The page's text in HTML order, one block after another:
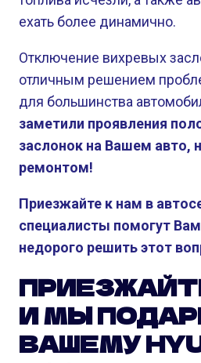
ехать более динамично.
Отключение вихревых
отличным решением
для большинства
заметили проявления
заслонок на Вашем авто,
ремонтом!
Приезжайте к нам в
специалисты помогут
недорого решить этот
И МЫ
ВАШЕМУ